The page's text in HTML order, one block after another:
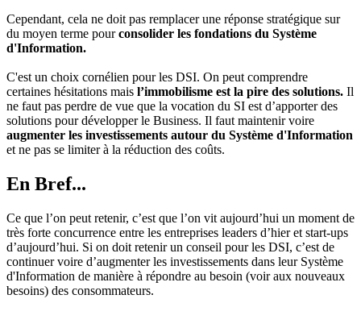
Cependant, cela ne doit pas remplacer une réponse stratégique sur
du moyen terme pourconsolider les fondations du Système
d'Information.
C'est un choix cornélien pour les DSI. On peut comprendre
certaines hésitations mais l’immobilisme est la pire des solutions. Il
ne faut pas perdre de vue que la vocation du SI est d’apporter des
solutions pour développer le Business. Il faut maintenir voire
augmenter les investissements autour du Système d'Information
et ne pas se limiter à la réduction des coûts.
En Bref...
Ce que l’on peut retenir, c’est que l’on vit aujourd’hui un moment de
très forte concurrence entre les entreprises leaders d’hier et start-ups
d’aujourd’hui. Si on doit retenir un conseil pour les DSI, c’est de
continuer voire d’augmenter les investissements dans leur Système
d'Information de manière à répondre au besoin (voir aux nouveaux
besoins) des consommateurs.